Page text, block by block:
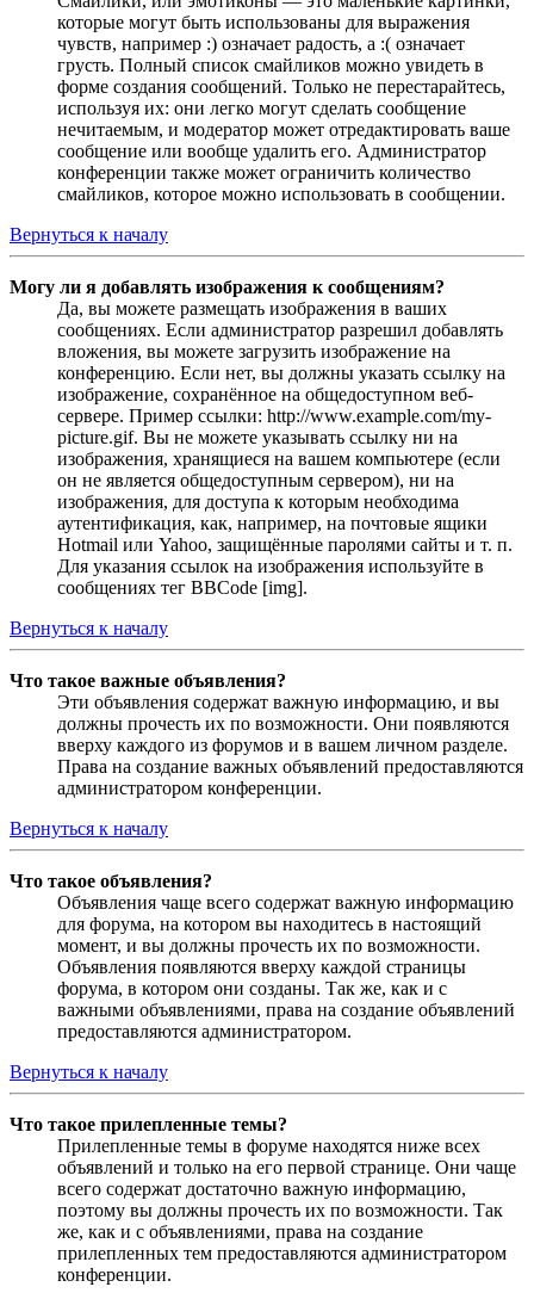
которые могут быть использованы для выражения
чувств, например :) означает радость, а :( означает
грусть. Полный список смайликов можно увидеть в
форме создания сообщений. Только не перестарайтесь,
используя их: они легко могут сделать сообщение
нечитаемым, и модератор может отредактировать ваше
сообщение или вообще удалить его. Администратор
конференции также может ограничить количество
смайликов, которое можно использовать в сообщении.
Вернуться к началу
Могу ли я добавлять изображения к сообщениям?
Да, вы можете размещать изображения в ваших
сообщениях. Если администратор разрешил добавлять
вложения, вы можете загрузить изображение на
конференцию. Если нет, вы должны указать ссылку на
изображение, сохранённое на общедоступном веб-
сервере. Пример ссылки: http://www.example.com/my-
picture.gif. Вы не можете указывать ссылку ни на
изображения, хранящиеся на вашем компьютере (если
он не является общедоступным сервером), ни на
изображения, для доступа к которым необходима
аутентификация, как, например, на почтовые ящики
Hotmail или Yahoo, защищённые паролями сайты и т. п.
Для указания ссылок на изображения используйте в
сообщениях тег BBCode [img].
Вернуться к началу
Что такое важные объявления?
Эти объявления содержат важную информацию, и вы
должны прочесть их по возможности. Они появляются
вверху каждого из форумов и в вашем личном разделе.
Права на создание важных объявлений предоставляются
администратором конференции.
Вернуться к началу
Что такое объявления?
Объявления чаще всего содержат важную информацию
для форума, на котором вы находитесь в настоящий
момент, и вы должны прочесть их по возможности.
Объявления появляются вверху каждой страницы
форума, в котором они созданы. Так же, как и с
важными объявлениями, права на создание объявлений
предоставляются администратором.
Вернуться к началу
Что такое прилепленные темы?
Прилепленные темы в форуме находятся ниже всех
объявлений и только на его первой странице. Они чаще
всего содержат достаточно важную информацию,
поэтому вы должны прочесть их по возможности. Так
же, как и с объявлениями, права на создание
прилепленных тем предоставляются администратором
конференции.